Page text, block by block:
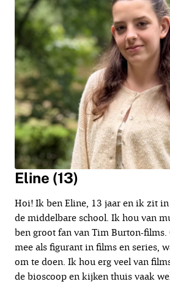
Eline (13)
Hoi! Ik ben Eline, 13 jaar en ik zit in
de middelbare school. Ik hou van
ben groot fan van Tim Burton-
mee als figurant in films en series,
om te doen. Ik hou erg veel van
de bioscoop en kijken thuis vaak